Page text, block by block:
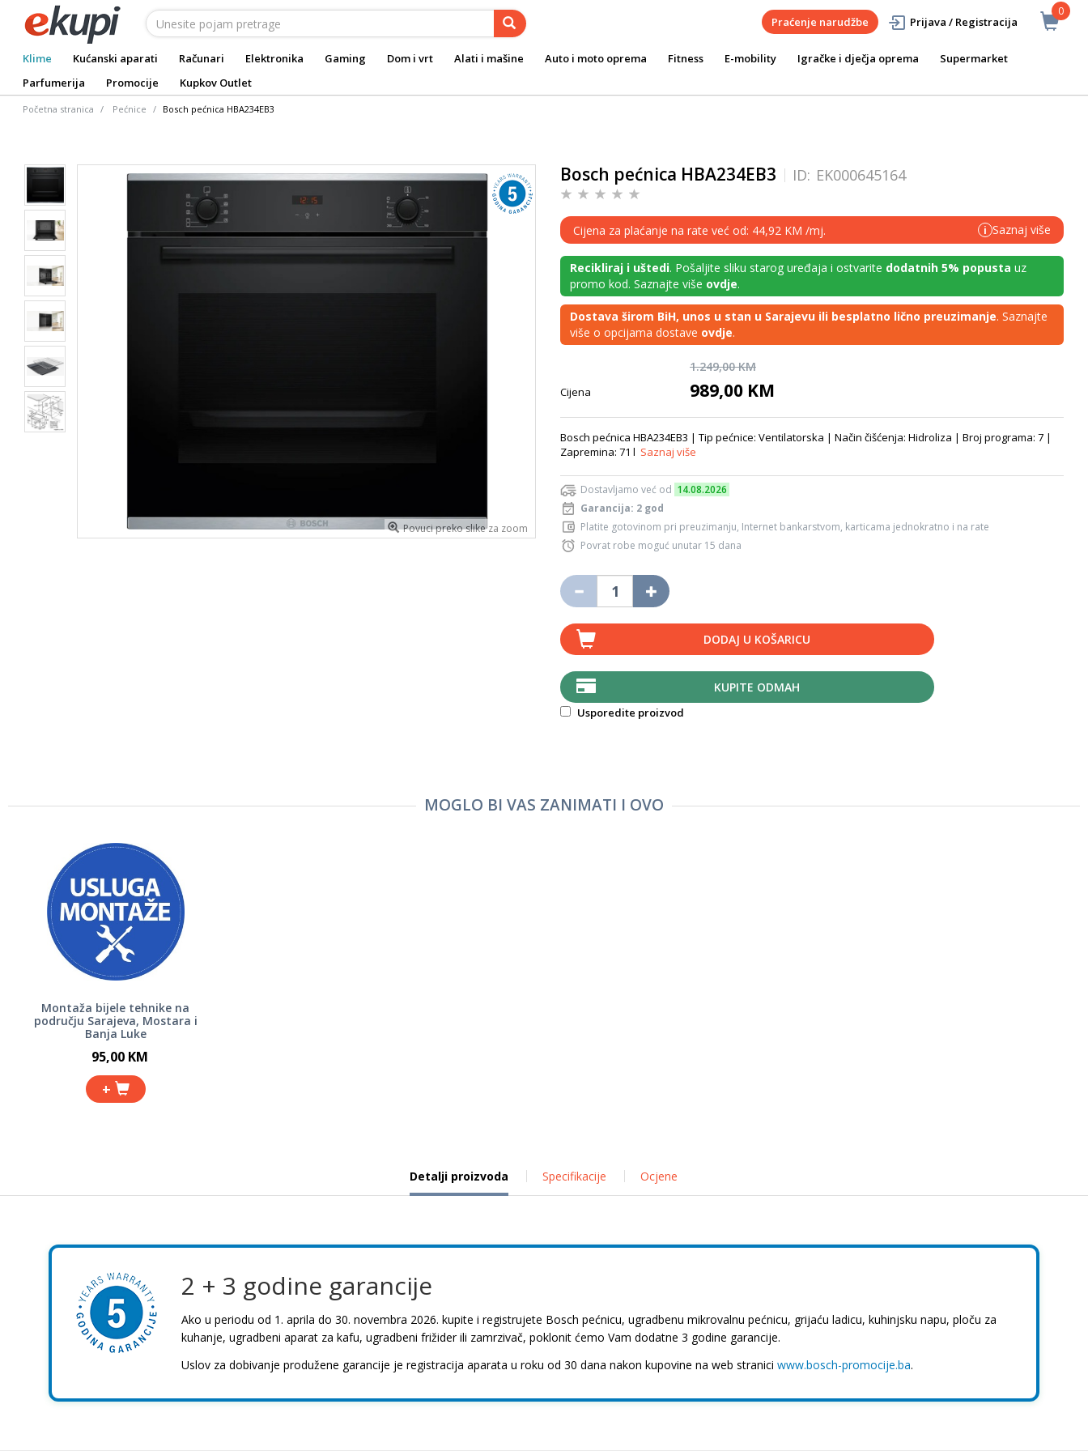
0
Praćenje narudžbe Prijava / Registracija
Klime Kućanski aparati Računari Elektronika Gaming Dom i vrt Alati i mašine Auto i moto oprema Fitness E-mobility Igračke i dječja oprema
Supermarket
Parfumerija
Promocije Kupkov Outlet
Početna stranica Pećnice Bosch pećnica HBA234EB3
Povuci preko slike za zoom
Bosch pećnica HBA234EB3 ID: EK000645164
Cijena za plaćanje na rate već od: 44,92 KM /mj. i Saznaj više
Recikliraj i uštedi. Pošaljite sliku starog uređaja i ostvarite dodatnih 5% popusta uz
promo kod. Saznajte više ovdje.
Dostava širom BiH, unos u stan u Sarajevu ili besplatno lično preuzimanje. Saznajte
više o opcijama dostave ovdje.
1.249,00 KM
Cijena 989,00 KM
Bosch pećnica HBA234EB3 | Tip pećnice: Ventilatorska | Način čišćenja: Hidroliza | Broj programa: 7 |
Zapremina: 71 l Saznaj više
Dostavljamo već od 14.08.2026
Garancija: 2 god
Platite gotovinom pri preuzimanju, Internet bankarstvom, karticama jednokratno i na rate
Povrat robe moguć unutar 15 dana
DODAJ U KOŠARICU
KUPITE ODMAH
Usporedite proizvod
MOGLO BI VAS ZANIMATI I OVO
Montaža bijele tehnike na
području Sarajeva, Mostara i
Banja Luke
95,00 KM
+
Detalji proizvoda Specifikacije Ocjene
2 + 3 godine garancije
Ako u periodu od 1. aprila do 30. novembra 2026. kupite i registrujete Bosch pećnicu, ugradbenu mikrovalnu pećnicu, grijaću ladicu, kuhinjsku napu, ploču za
kuhanje, ugradbeni aparat za kafu, ugradbeni frižider ili zamrzivač, poklonit ćemo Vam dodatne 3 godine garancije.
Uslov za dobivanje produžene garancije je registracija aparata u roku od 30 dana nakon kupovine na web stranici www.bosch-promocije.ba.